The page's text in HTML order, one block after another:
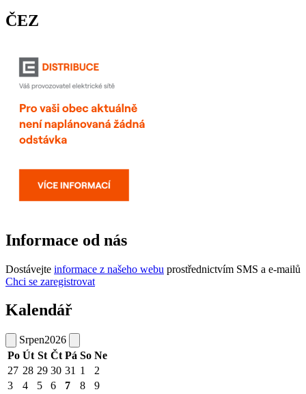
ČEZ
Informace od nás
Dostávejte informace z našeho webu prostřednictvím SMS a e-mailů
Chci se zaregistrovat
Kalendář
Srpen2026
Po Út St Čt Pá So Ne
27 28 29 30 31 1
2
3
4 5 6 7 8
9